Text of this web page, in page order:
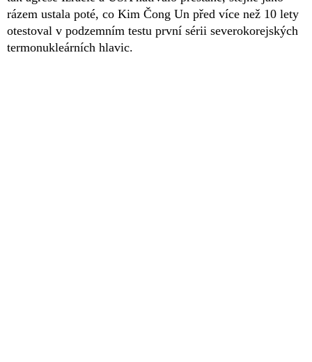
rázem ustala poté, co Kim Čong Un před více než 10 lety
otestoval v podzemním testu první sérii severokorejských
termonukleárních hlavic.